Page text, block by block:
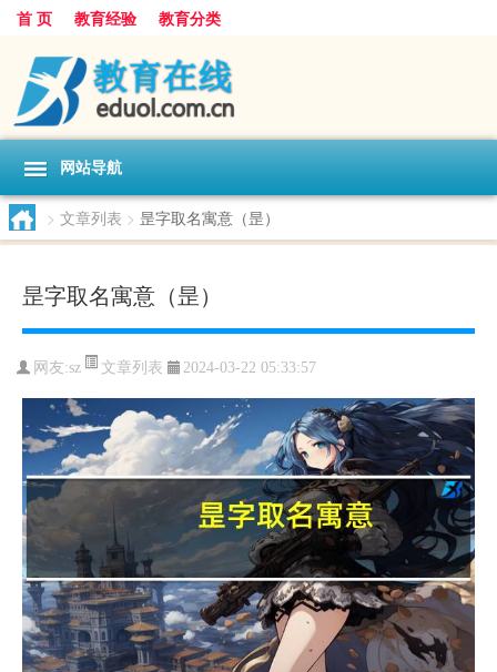
首 页 教育经验 教育分类
网站导航
> 文章列表 > 昰字取名寓意（昰）
昰字取名寓意（昰）
网友:sz 文章列表 2024-03-22 05:33:57